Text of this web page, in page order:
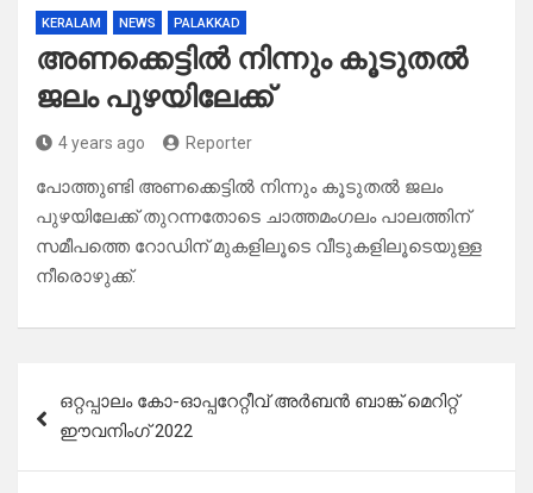
KERALAM NEWS PALAKKAD
അണക്കെട്ടിൽ നിന്നും കൂടുതൽ
ജലം പുഴയിലേക്ക്
4 years ago Reporter
പോത്തുണ്ടി അണക്കെട്ടിൽ നിന്നും കൂടുതൽ ജലം
പുഴയിലേക്ക് തുറന്നതോടെ ചാത്തമംഗലം പാലത്തിന്
സമീപത്തെ റോഡിന് മുകളിലൂടെ വീടുകളിലൂടെയുള്ള
നീരൊഴുക്ക്.
navigation
ഒറ്റപ്പാലം കോ-ഓപ്പറേറ്റീവ് അർബൻ ബാങ്ക് മെറിറ്റ്
ഈവനിംഗ് 2022